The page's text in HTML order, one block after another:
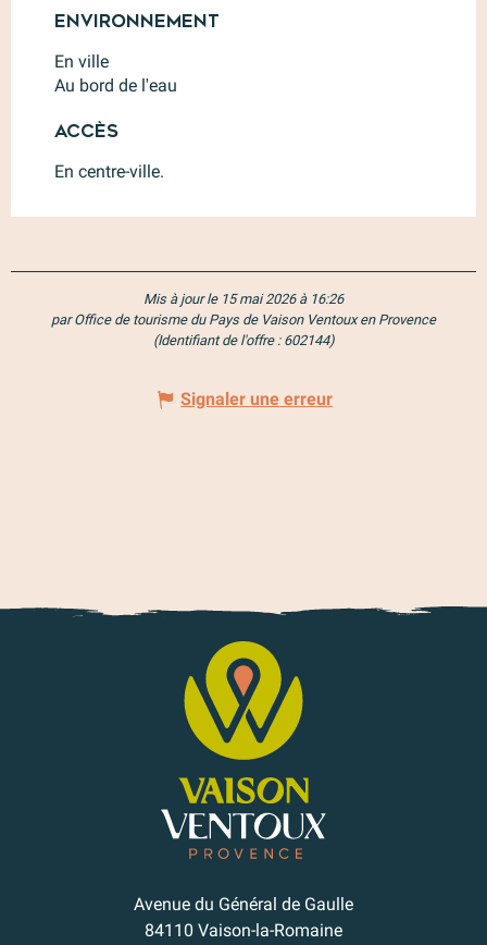
Environnement
Environnement
En ville
Au bord de l'eau
Accès
Accès
En centre-ville.
Mis à jour le 15 mai 2026 à 16:26
par Office de tourisme du Pays de Vaison Ventoux en Provence
(Identifiant de l'offre : 602144)
Signaler une erreur
Avenue du Général de Gaulle
84110 Vaison-la-Romaine